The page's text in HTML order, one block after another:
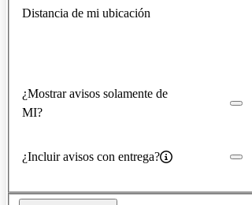
Distancia de mi ubicación
¿Mostrar avisos solamente de
MI?
¿Incluir avisos con entrega?